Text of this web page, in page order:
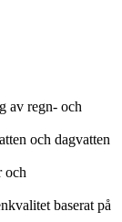
av regn- och
och dagvatten
och
baserat på